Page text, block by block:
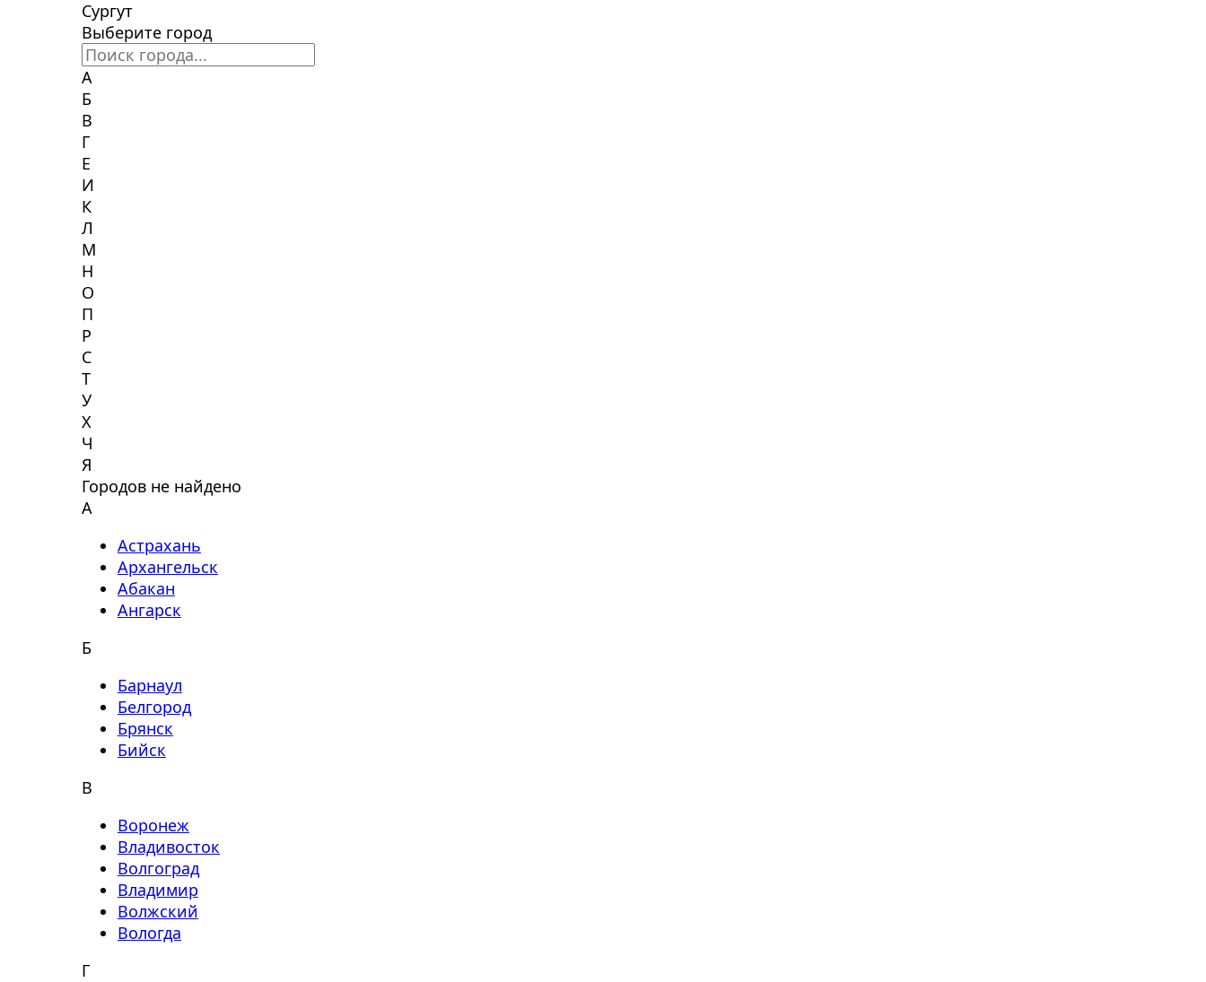
Сургут
Выберите город
А
Б
В
Г
Е
И
К
Л
М
Н
О
П
Р
С
Т
У
Х
Ч
Я
Городов не найдено
А
Астрахань
Архангельск
Абакан
Ангарск
Б
Барнаул
Белгород
Брянск
Бийск
В
Воронеж
Владивосток
Волгоград
Владимир
Волжский
Вологда
Г